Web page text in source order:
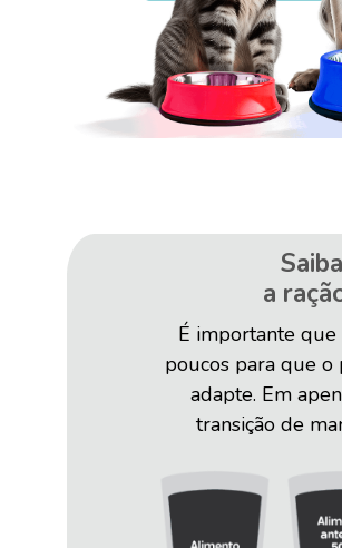
a
É importante que
poucos para que o
adapte. Em
transição de